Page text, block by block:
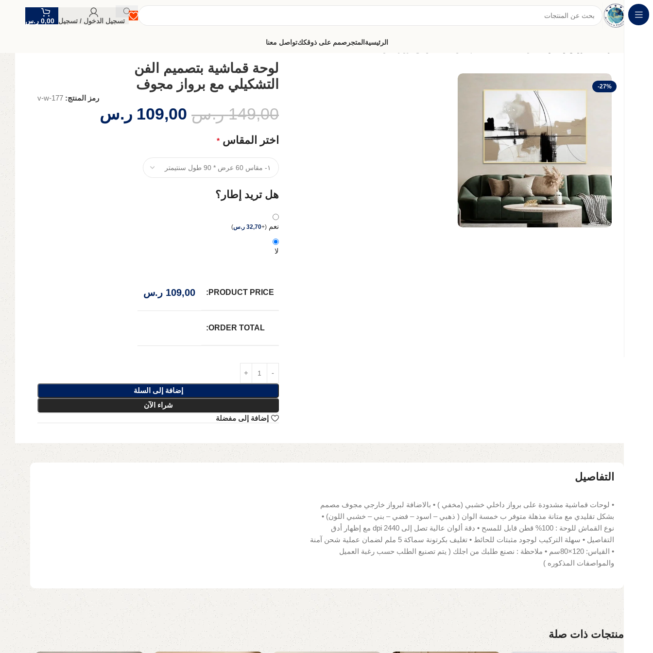
تسجيل الدخول / تسجيل 0,00 ر.س
الرئيسيةالمتجر صمم على ذوقككتواصل معنا
لوحة قماشية بتصميم الفن التشكيلي مع برواز مجوف
-27%
لوحة قماشية بتصميم الفن
التشكيلي مع برواز مجوف
رمز المنتج: v-w-177
149,00 ر.س 109,00 ر.س
اختر المقاس *
هل تريد إطار؟
نعم (
+
32,70 ر.س)
لا
PRODUCT PRICE:
109,00 ر.س
ORDER TOTAL:
إضافة إلى السلة
شراء الآن
إضافة إلى مفضلة
التفاصيل
• لوحات قماشية مشدودة على برواز داخلي خشبي (مخفي ) • بالاضافة لبرواز خارجي مجوف مصمم
بشكل تقليدي مع متانة مذهلة متوفر ب خمسة الوان ( ذهبي – اسود – فضي – بني – خشبي اللون) •
نوع القماش للوحة : 100% قطن قابل للمسح • دقة ألوان عالية تصل إلى 2440 dpi مع إظهار أدق
التفاصيل • سهلة التركيب لوجود مثبتات للحائط • تغليف بكرتونة سماكة 5 ملم لضمان عملية شحن آمنة
• القياس: 120×80سم • ملاحظة : نصنع طلبك من اجلك ( يتم تصنيع الطلب حسب رغبة العميل
والمواصفات المذكوره )
منتجات ذات صلة